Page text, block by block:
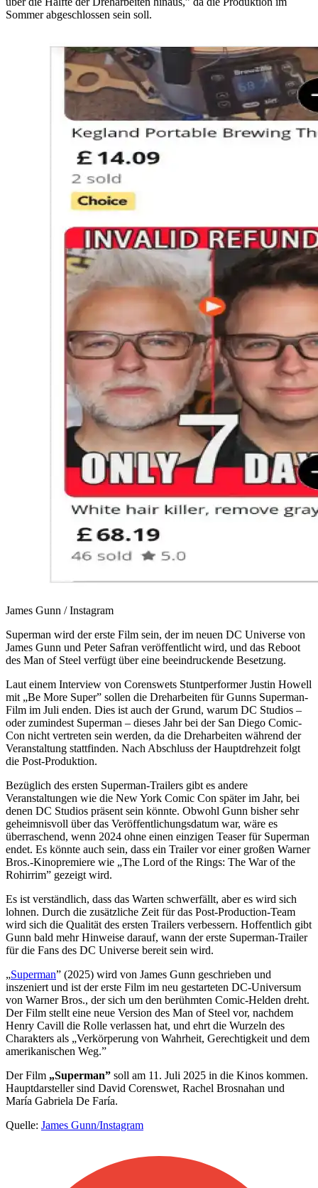
Sommer abgeschlossen sein soll.
James Gunn / Instagram
Superman wird der erste Film sein, der im neuen DC Universe von
James Gunn und Peter Safran veröffentlicht wird, und das Reboot
des Man of Steel verfügt über eine beeindruckende Besetzung.
Laut einem Interview von Corenswets Stuntperformer Justin Howell
mit „Be More Super” sollen die Dreharbeiten für Gunns Superman-
Film im Juli enden. Dies ist auch der Grund, warum DC Studios –
oder zumindest Superman – dieses Jahr bei der San Diego Comic-
Con nicht vertreten sein werden, da die Dreharbeiten während der
Veranstaltung stattfinden. Nach Abschluss der Hauptdrehzeit folgt
die Post-Produktion.
Bezüglich des ersten Superman-Trailers gibt es andere
Veranstaltungen wie die New York Comic Con später im Jahr, bei
denen DC Studios präsent sein könnte. Obwohl Gunn bisher sehr
geheimnisvoll über das Veröffentlichungsdatum war, wäre es
überraschend, wenn 2024 ohne einen einzigen Teaser für Superman
endet. Es könnte auch sein, dass ein Trailer vor einer großen Warner
Bros.-Kinopremiere wie „The Lord of the Rings: The War of the
Rohirrim” gezeigt wird.
Es ist verständlich, dass das Warten schwerfällt, aber es wird sich
lohnen. Durch die zusätzliche Zeit für das Post-Production-Team
wird sich die Qualität des ersten Trailers verbessern. Hoffentlich gibt
Gunn bald mehr Hinweise darauf, wann der erste Superman-Trailer
für die Fans des DC Universe bereit sein wird.
„Superman” (2025) wird von James Gunn geschrieben und
inszeniert und ist der erste Film im neu gestarteten DC-Universum
von Warner Bros., der sich um den berühmten Comic-Helden dreht.
Der Film stellt eine neue Version des Man of Steel vor, nachdem
Henry Cavill die Rolle verlassen hat, und ehrt die Wurzeln des
Charakters als „Verkörperung von Wahrheit, Gerechtigkeit und dem
amerikanischen Weg.”
Der Film „Superman” soll am 11. Juli 2025 in die Kinos kommen.
Hauptdarsteller sind David Corenswet, Rachel Brosnahan und
María Gabriela De Faría.
Quelle: James Gunn/Instagram